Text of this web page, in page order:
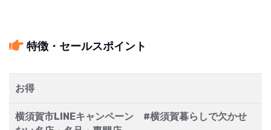
特徴・セールスポイント
お得
横須賀市LINEキャンペーン #横須賀暮らしで欠かせ